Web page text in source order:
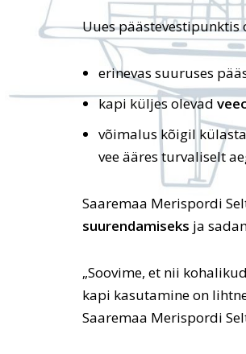
Uues päästevestipunktis
erinevas suuruses
kapi küljes olevad
võimalus kõigil
vee ääres turvaliselt
Saaremaa Merispordi
suurendamiseks ja
„Soovime, et nii
kapi kasutamine on
Saaremaa Merispordi